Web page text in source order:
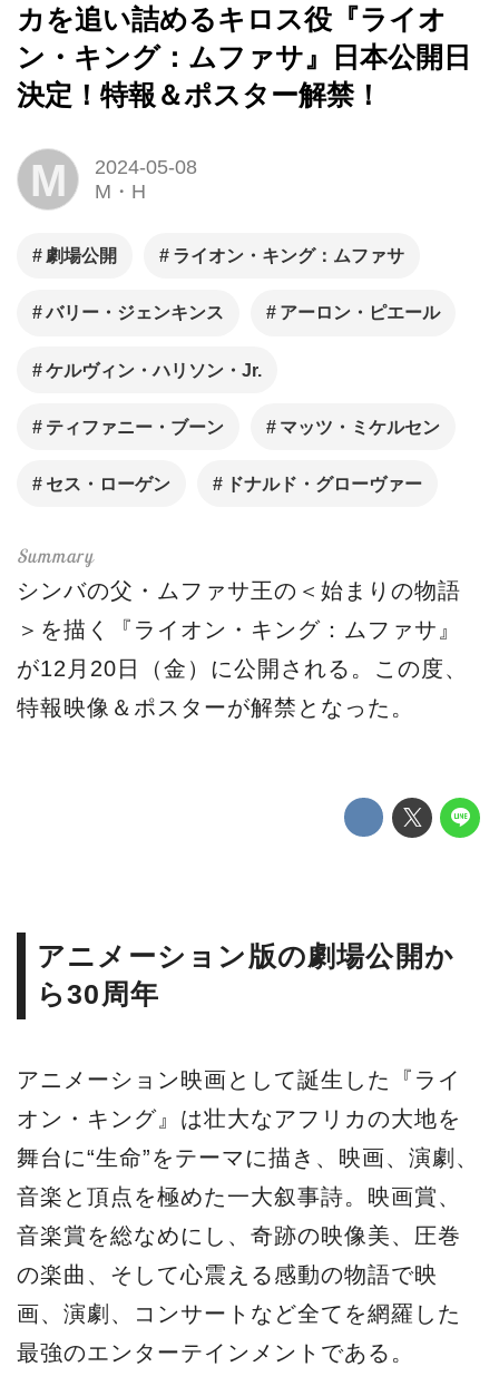
カを追い詰めるキロス役『ライオ
ン・キング：ムファサ』日本公開日
決定！特報＆ポスター解禁！
M
2024-05-08
M・H
劇場公開 ライオン・キング：ムファサ
バリー・ジェンキンス アーロン・ピエール
ケルヴィン・ハリソン・Jr.
ティファニー・ブーン マッツ・ミケルセン
セス・ローゲン ドナルド・グローヴァー
シンバの父・ムファサ王の＜始まりの物語
＞を描く『ライオン・キング：ムファサ』
が12月20日（金）に公開される。この度、
特報映像＆ポスターが解禁となった。
アニメーション版の劇場公開か
ら30周年
アニメーション映画として誕生した『ライ
オン・キング』は壮大なアフリカの大地を
舞台に“生命”をテーマに描き、映画、演劇、
音楽と頂点を極めた一大叙事詩。映画賞、
音楽賞を総なめにし、奇跡の映像美、圧巻
の楽曲、そして心震える感動の物語で映
画、演劇、コンサートなど全てを網羅した
最強のエンターテインメントである。